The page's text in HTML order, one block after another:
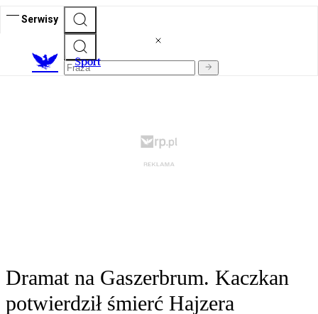
Serwisy
Sport
Dramat na Gaszerbrum. Kaczkan
potwierdził śmierć Hajzera